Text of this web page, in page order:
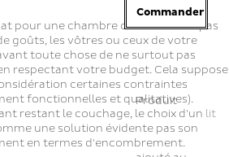
Commander
Produit
pour une chambre d'enfant n'est pas
goûts, les vôtres ou ceux de votre
toute chose de ne surtout pas
respectant votre budget. Cela suppose
certaines contraintes
fonctionnelles et qualitatives).
restant le couchage, le choix d'un lit
une solution évidente pas son
en termes d'encombrement.